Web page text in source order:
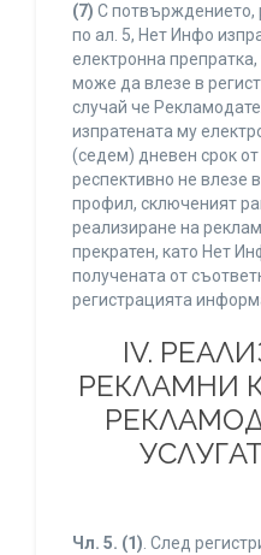
(7) С потвърждението,
по ал. 5, Нет Инфо
електронна
може да влезе в
случай че
изпратената му
(седем) дневен срок
респективно не влезе
профил, сключеният
реализиране на
прекратен, като Нет
получената от
регистрацията
IV.
РЕКЛАМНИ
Чл. 5. (1). След